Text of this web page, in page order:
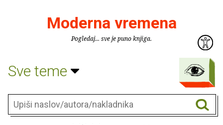
Moderna vremena
Pogledaj... sve je puno knjiga.
Sve teme